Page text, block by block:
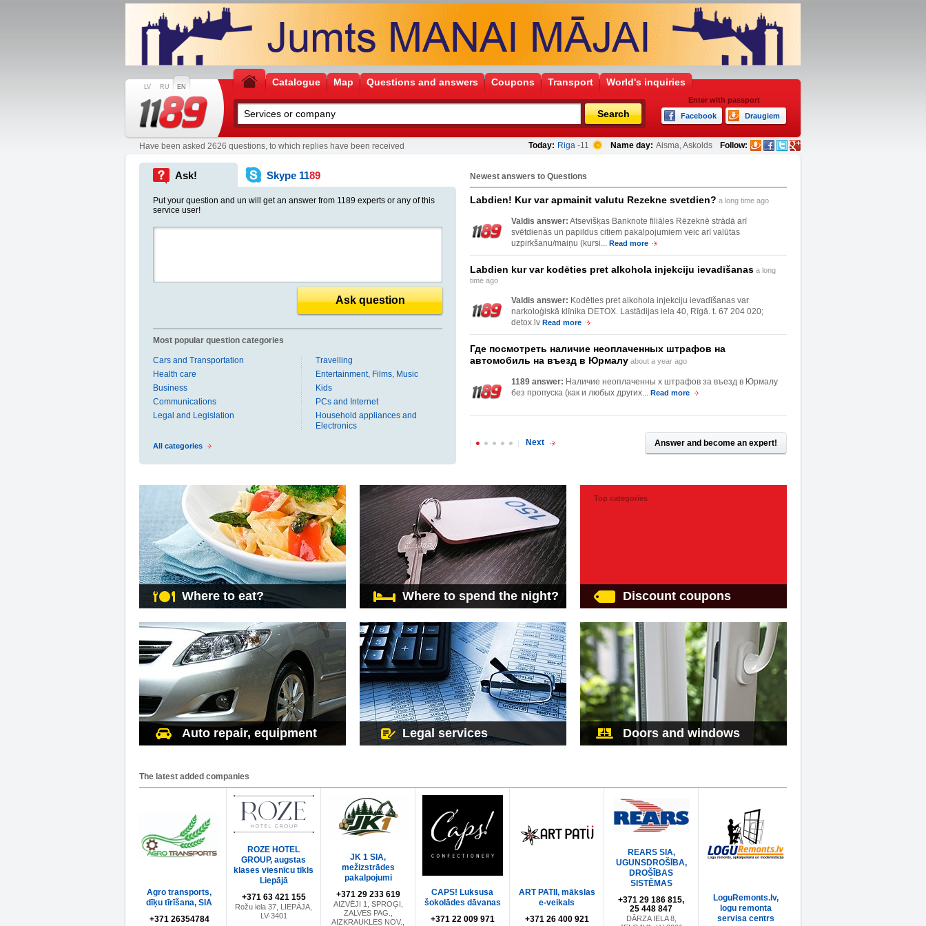
LV RU EN Catalogue Map Questions and answers Coupons Transport World's inquiries
Search
Enter with passport
Facebook
Draugiem
Today: Riga -11 Name day: Aisma, Askolds Follow:
Have been asked 2626 questions, to which replies have been received
Ask! Skype 1189
Put your question and un will get an answer from 1189 experts or any of this
service user!
Ask question
Most popular question categories
Cars and Transportation
Health care
Business
Communications
Legal and Legislation
Travelling
Entertainment, Films, Music
Kids
PCs and Internet
Household appliances and
Electronics
All categories
Newest answers to Questions
Labdien! Kur var apmainit valutu Rezekne svetdien? a long time ago
Valdis answer: Atsevišķas Banknote filiāles Rēzeknē strādā arī
svētdienās un papildus citiem pakalpojumiem veic arī valūtas
uzpirkšanu/maiņu (kursi... Read more
Labdien kur var kodēties pret alkohola injekciju ievadīšanas a long
time ago
Valdis answer: Kodēties pret alkohola injekciju ievadīšanas var
narkoloģiskā klīnika DETOX. Lastādijas iela 40, Rīgā. t. 67 204 020;
detox.lv Read more
Где посмотреть наличие неоплаченных штрафов на
автомобиль на въезд в Юрмалу about a year ago
1189 answer: Наличие неоплаченны х штрафов за въезд в Юрмалу
без пропуска (как и любых других... Read more
Next Answer and become an expert!
Where to eat? Where to spend the night?
Top categories
Discount coupons
Auto repair, equipment Legal services Doors and windows
The latest added companies
Agro transports,
dīķu tīrīšana, SIA
+371 26354784
ROZE HOTEL
GROUP, augstas
klases viesnīcu tīkls
Liepājā
+371 63 421 155
Rožu iela 37, LIEPĀJA,
LV-3401
JK 1 SIA,
mežizstrādes
pakalpojumi
+371 29 233 619
AIZVĒJI 1, SPROĢI,
ZALVES PAG.,
AIZKRAUKLES NOV.,
CAPS! Luksusa
šokolādes dāvanas
+371 22 009 971
ART PATII, mākslas
e-veikals
+371 26 400 921
REARS SIA,
UGUNSDROŠĪBA,
DROŠĪBAS
SISTĒMAS
+371 29 186 815,
25 448 847
DĀRZA IELA 8,
LoguRemonts.lv,
logu remonta
servisa centrs